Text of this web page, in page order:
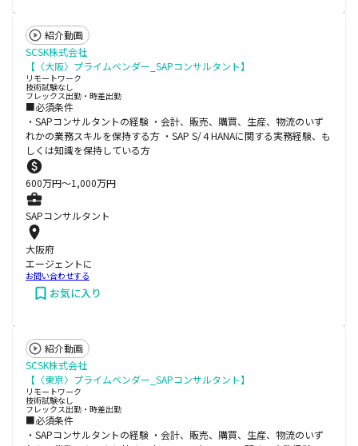
紹介動画
SCSK株式会社
【〈大阪〉プライムベンダー_SAPコンサルタント】
リモートワーク
技術試験なし
フレックス出勤・時差出勤
■必須条件
・SAPコンサルタントの経験 ・会計、販売、購買、生産、物流のいず
れかの業務スキルを保持する方 ・SAP S/４HANAに関する実務経験、も
しくは知識を保持している方
600万円〜1,000万円
SAPコンサルタント
大阪府
エージェントに
お問い合わせする
お気に入り
紹介動画
SCSK株式会社
【〈東京〉プライムベンダー_SAPコンサルタント】
リモートワーク
技術試験なし
フレックス出勤・時差出勤
■必須条件
・SAPコンサルタントの経験 ・会計、販売、購買、生産、物流のいず